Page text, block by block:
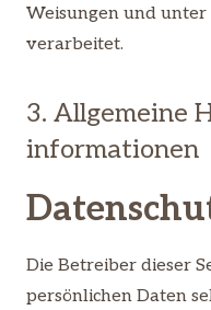
Weisungen und unter
verarbeitet.
3. Allgemeine
informationen
Die Betreiber dieser
persönlichen Daten